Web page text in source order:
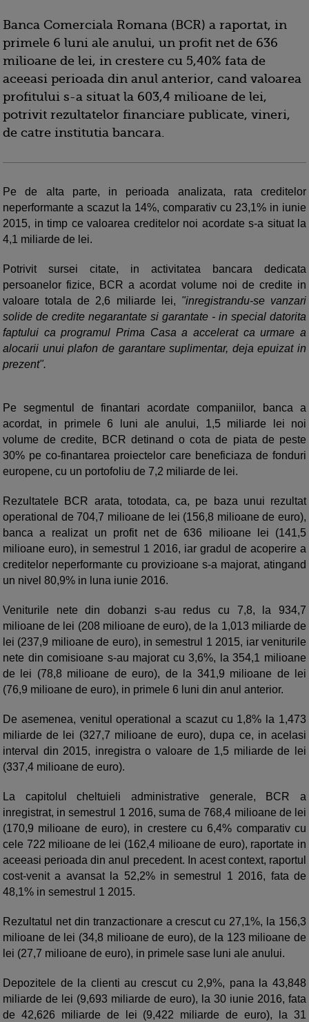
Banca Comerciala Romana (BCR) a raportat, in
primele 6 luni ale anului, un profit net de 636
milioane de lei, in crestere cu 5,40% fata de
aceeasi perioada din anul anterior, cand valoarea
profitului s-a situat la 603,4 milioane de lei,
potrivit rezultatelor financiare publicate, vineri,
de catre institutia bancara.
Pe de alta parte, in perioada analizata, rata creditelor
neperformante a scazut la 14%, comparativ cu 23,1% in iunie
2015, in timp ce valoarea creditelor noi acordate s-a situat la
4,1 miliarde de lei.
Potrivit sursei citate, in activitatea bancara dedicata
persoanelor fizice, BCR a acordat volume noi de credite in
valoare totala de 2,6 miliarde lei, "inregistrandu-se vanzari
solide de credite negarantate si garantate - in special datorita
faptului ca programul Prima Casa a accelerat ca urmare a
alocarii unui plafon de garantare suplimentar, deja epuizat in
prezent".
Pe segmentul de finantari acordate companiilor, banca a
acordat, in primele 6 luni ale anului, 1,5 miliarde lei noi
volume de credite, BCR detinand o cota de piata de peste
30% pe co-finantarea proiectelor care beneficiaza de fonduri
europene, cu un portofoliu de 7,2 miliarde de lei.
Rezultatele BCR arata, totodata, ca, pe baza unui rezultat
operational de 704,7 milioane de lei (156,8 milioane de euro),
banca a realizat un profit net de 636 milioane lei (141,5
milioane euro), in semestrul 1 2016, iar gradul de acoperire a
creditelor neperformante cu provizioane s-a majorat, atingand
un nivel 80,9% in luna iunie 2016.
Veniturile nete din dobanzi s-au redus cu 7,8, la 934,7
milioane de lei (208 milioane de euro), de la 1,013 miliarde de
lei (237,9 milioane de euro), in semestrul 1 2015, iar veniturile
nete din comisioane s-au majorat cu 3,6%, la 354,1 milioane
de lei (78,8 milioane de euro), de la 341,9 milioane de lei
(76,9 milioane de euro), in primele 6 luni din anul anterior.
De asemenea, venitul operational a scazut cu 1,8% la 1,473
miliarde de lei (327,7 milioane de euro), dupa ce, in acelasi
interval din 2015, inregistra o valoare de 1,5 miliarde de lei
(337,4 milioane de euro).
La capitolul cheltuieli administrative generale, BCR a
inregistrat, in semestrul 1 2016, suma de 768,4 milioane de lei
(170,9 milioane de euro), in crestere cu 6,4% comparativ cu
cele 722 milioane de lei (162,4 milioane de euro), raportate in
aceeasi perioada din anul precedent. In acest context, raportul
cost-venit a avansat la 52,2% in semestrul 1 2016, fata de
48,1% in semestrul 1 2015.
Rezultatul net din tranzactionare a crescut cu 27,1%, la 156,3
milioane de lei (34,8 milioane de euro), de la 123 milioane de
lei (27,7 milioane de euro), in primele sase luni ale anului.
Depozitele de la clienti au crescut cu 2,9%, pana la 43,848
miliarde de lei (9,693 miliarde de euro), la 30 iunie 2016, fata
de 42,626 miliarde de lei (9,422 miliarde de euro), la 31